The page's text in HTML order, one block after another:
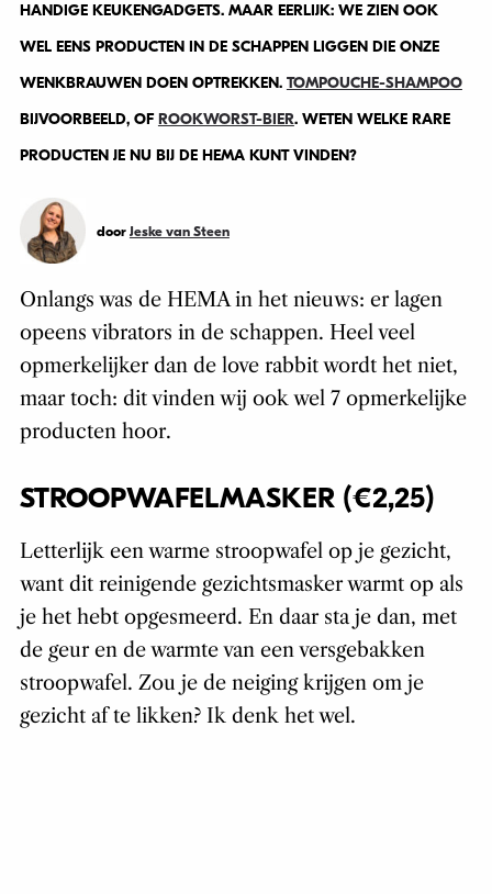
HANDIGE KEUKENGADGETS. MAAR EERLIJK: WE ZIEN OOK
WEL EENS PRODUCTEN IN DE SCHAPPEN LIGGEN DIE ONZE
WENKBRAUWEN DOEN OPTREKKEN. TOMPOUCHE-SHAMPOO
BIJVOORBEELD, OFROOKWORST-BIER. WETEN WELKE RARE
PRODUCTEN JE NU BIJ DE HEMA KUNT VINDEN?
door Jeske van Steen
Onlangs was de HEMA in het nieuws: er lagen
opeens vibrators in de schappen. Heel veel
opmerkelijker dan de love rabbit wordt het niet,
maar toch: dit vinden wij ook wel 7 opmerkelijke
producten hoor.
STROOPWAFELMASKER (€2,25)
Letterlijk een warme stroopwafel op je gezicht,
want dit reinigende gezichtsmasker warmt op als
je het hebt opgesmeerd. En daar sta je dan, met
de geur en de warmte van een versgebakken
stroopwafel. Zou je de neiging krijgen om je
gezicht af te likken? Ik denk het wel.